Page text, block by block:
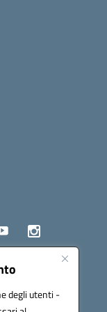
degli utenti -